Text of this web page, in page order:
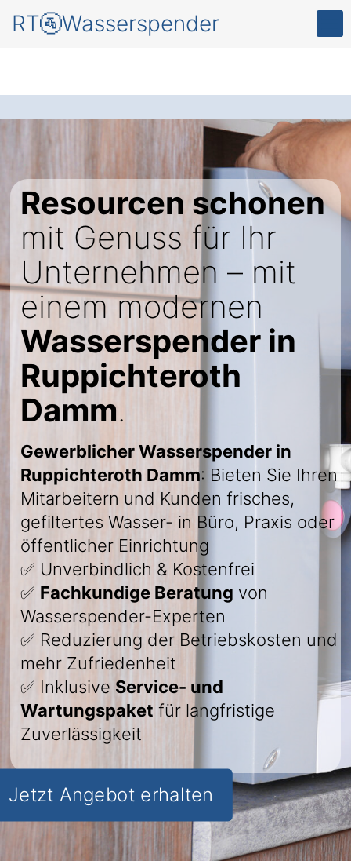
RT🚰Wasserspender
Resourcen schonen
mit Genuss für Ihr
Unternehmen – mit
einem modernen
Wasserspender in
Ruppichteroth
Damm.
Gewerblicher Wasserspender in
Ruppichteroth Damm: Bieten Sie Ihren
Mitarbeitern und Kunden frisches,
gefiltertes Wasser- in Büro, Praxis oder
öffentlicher Einrichtung
✅ Unverbindlich & Kostenfrei
✅ Fachkundige Beratung von
Wasserspender-Experten
✅ Reduzierung der Betriebskosten und
mehr Zufriedenheit
✅ Inklusive Service- und
Wartungspaket für langfristige
Zuverlässigkeit
Jetzt Angebot erhalten